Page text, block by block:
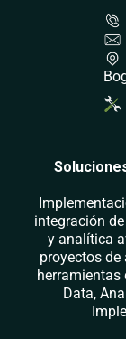
integración
y analítica
proyectos
herramientas
Data,